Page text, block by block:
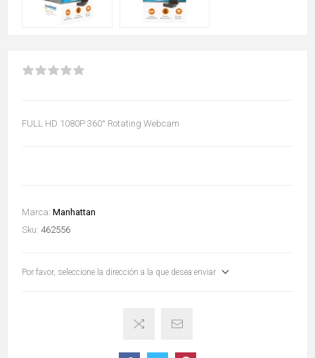
FULL HD 1080P 360° Rotating Webcam
Marca: Manhattan
Sku: 462556
Por favor, seleccione la dirección a la que desea enviar